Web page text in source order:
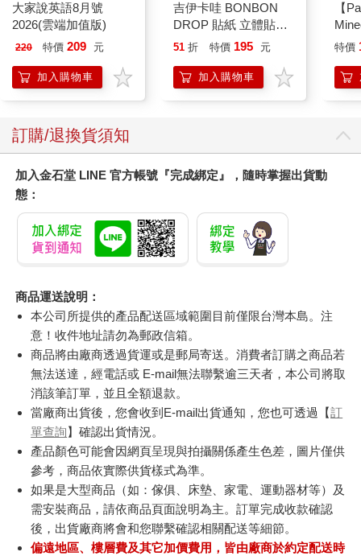
大家說英語8月號
2026(雲端加值版)
220 特價 209 元
加入購物車
吉伊卡哇 BONBON
DROP 貼紙 立體貼紙
水晶貼紙 手帳貼 裝飾
兔兔 Chiikawa
51 折 特價 195 元
加入購物車
【
特價
訂購/退換貨須知
加入金石堂 LINE 官方帳號『完成綁定』，隨時掌握出貨動
態：
商品運送說明：
本公司所提供的產品配送區域範圍目前僅限台灣本島。注
意！收件地址請勿為郵政信箱。
商品將由廠商透過貨運或是郵局寄送。消費者訂購之商品若
無法送達，經電話或 E-mail無法聯繫逾三天者，本公司將取
消該筆訂單，並且全額退款。
當廠商出貨後，您會收到E-mail出貨通知，您也可透過【訂
單查詢】確認出貨情況。
產品顏色可能會因網頁呈現與拍攝關係產生色差，圖片僅供
參考，商品依實際供貨樣式為準。
如果是大型商品（如：傢俱、床墊、家電、運動器材等）及
需安裝商品，請依商品頁面說明為主。訂單完成收款確認
後，出貨廠商將會和您聯繫確認相關配送等細節。
偏遠地區、樓層費及其它加價費用，皆由廠商於約定配送時